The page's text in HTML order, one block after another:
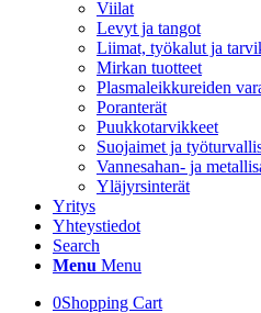
Viilat
Levyt ja tangot
Liimat, työkalut ja
Mirkan tuotteet
Plasmaleikkureiden
Poranterät
Puukkotarvikkeet
Suojaimet ja
Vannesahan- ja
Yläjyrsinterät
Yritys
Yhteystiedot
Search
Menu Menu
0Shopping Cart